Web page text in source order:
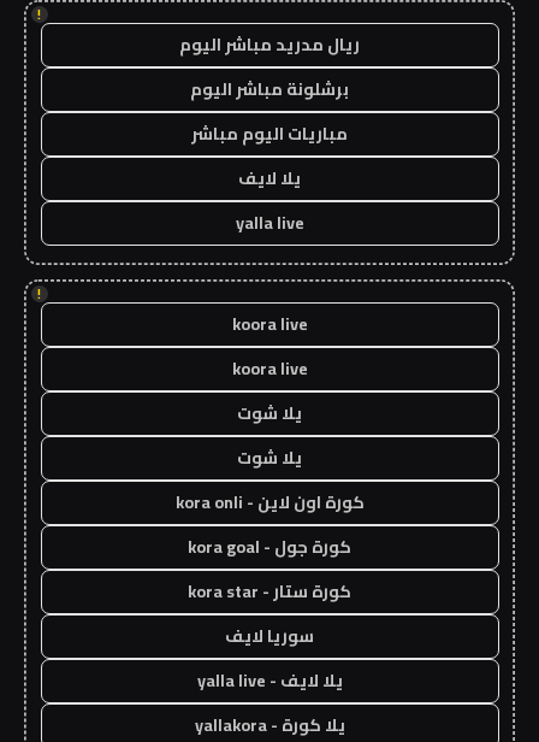
!
ريال مدريد مباشر اليوم
برشلونة مباشر اليوم
مباريات اليوم مباشر
يلا لايف
yalla live
!
koora live
koora live
يلا شوت
يلا شوت
كورة اون لاين - kora onli
كورة جول - kora goal
كورة ستار - kora star
سوريا لايف
يلا لايف - yalla live
يلا كورة - yallakora